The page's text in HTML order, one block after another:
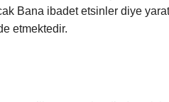
etmektedir.